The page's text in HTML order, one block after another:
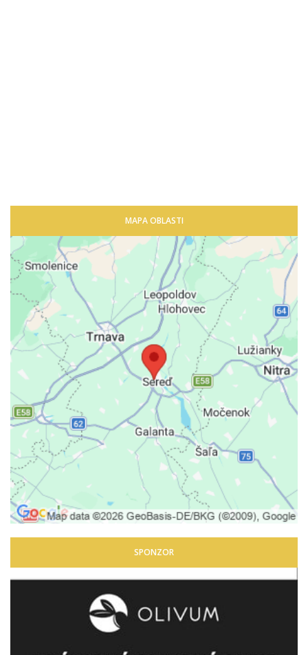
MAPA OBLASTI
SPONZOR